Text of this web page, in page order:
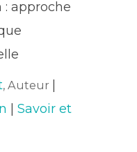
: approche
, Auteur
|Savoir et